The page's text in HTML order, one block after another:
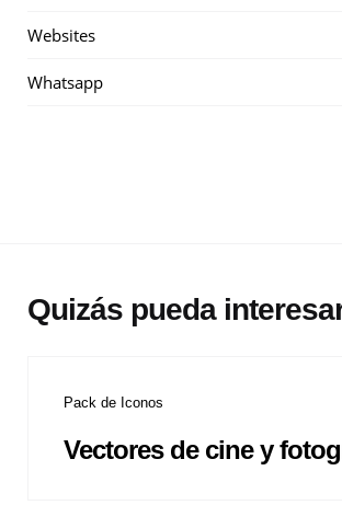
Websites
Whatsapp
Quizás pueda
Pack de Iconos
Vectores de cine y